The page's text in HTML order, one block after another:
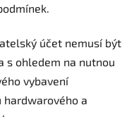
účet nemusí být
s ohledem na nutnou
vybavení
hardwarového a